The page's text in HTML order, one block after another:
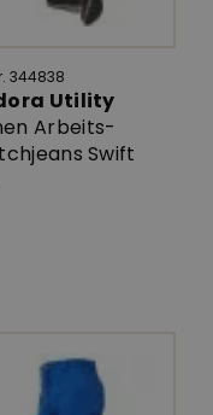
344838
Utility
Arbeits-
Swift